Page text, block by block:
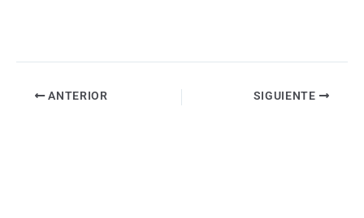
ANTERIOR SIGUIENTE